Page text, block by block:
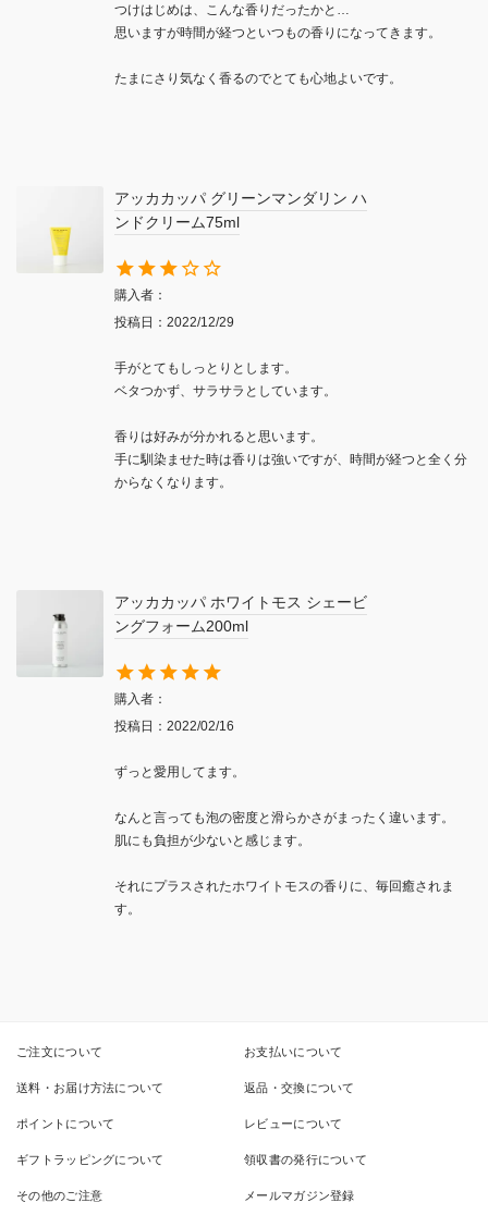
つけはじめは、こんな香りだったかと…
思いますが時間が経つといつもの香りになってきます。
たまにさり気なく香るのでとても心地よいです。
アッカカッパ グリーンマンダリン ハ
ンドクリーム75ml
購入者
投稿日
2022/12/29
手がとてもしっとりとします。
ベタつかず、サラサラとしています。
香りは好みが分かれると思います。
手に馴染ませた時は香りは強いですが、時間が経つと全く分
からなくなります。
アッカカッパ ホワイトモス シェービ
ングフォーム200ml
購入者
投稿日
2022/02/16
ずっと愛用してます。
なんと言っても泡の密度と滑らかさがまったく違います。
肌にも負担が少ないと感じます。
それにプラスされたホワイトモスの香りに、毎回癒されま
す。
ご注文について お支払いについて
送料・お届け方法について 返品・交換について
ポイントについて レビューについて
ギフトラッピングについて 領収書の発行について
その他のご注意 メールマガジン登録